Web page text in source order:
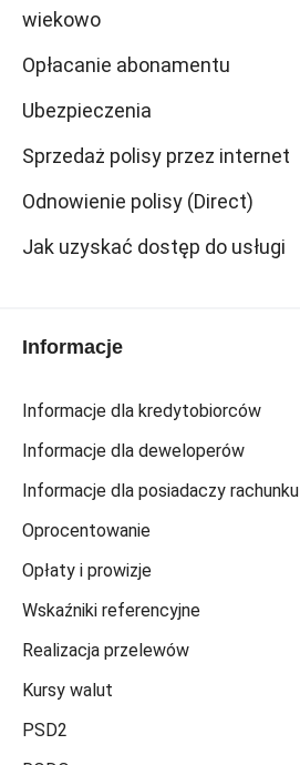
wiekowo
Opłacanie abonamentu
Ubezpieczenia
Sprzedaż polisy przez internet
Odnowienie polisy (Direct)
Jak uzyskać dostęp do usługi
Informacje
Informacje dla kredytobiorców
Informacje dla deweloperów
Informacje dla posiadaczy rachunku
Oprocentowanie
Opłaty i prowizje
Wskaźniki referencyjne
Realizacja przelewów
Kursy walut
PSD2